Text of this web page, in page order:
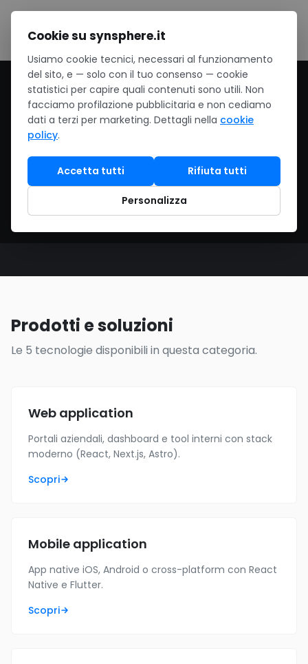
Salta al contenuto
Home/ Software/Software su misura
Software su misura
Sviluppo software su misura e system
integration a Milano, Segrate e Bolzano: web,
mobile, desktop e applicazioni AI-powered su
Prodotti e soluzioni
Le 5 tecnologie disponibili in questa categoria.
Web application
Portali aziendali, dashboard e tool interni con stack
moderno (React, Next.js, Astro).
Scopri
Mobile application
App native iOS, Android o cross-platform con React
Native e Flutter.
Scopri
Cookie su synsphere.it
Usiamo cookie tecnici, necessari al funzionamento
del sito, e — solo con il tuo consenso — cookie
statistici per capire quali contenuti sono utili. Non
facciamo profilazione pubblicitaria e non cediamo
dati a terzi per marketing. Dettagli nella cookie
policy.
Accetta tutti Rifiuta tutti
Personalizza